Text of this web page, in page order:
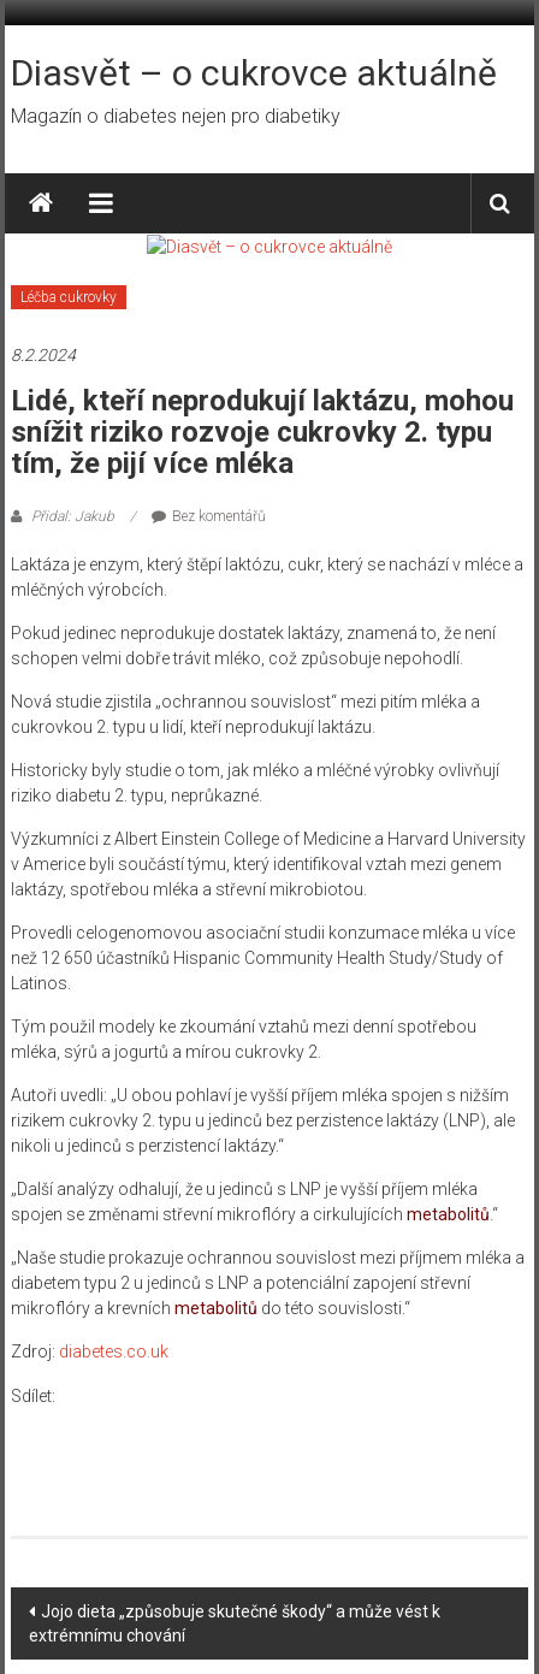
Přeskočit
obsah
Diasvět – o cukrovce aktuálně
Magazín o diabetes nejen pro diabetiky
Léčba cukrovky
8.2.2024
Lidé, kteří neprodukují laktázu, mohou
snížit riziko rozvoje cukrovky 2. typu
tím, že pijí více mléka
Přidal: Jakub Bez komentářů
Laktáza je enzym, který štěpí laktózu, cukr, který se nachází v mléce a
mléčných výrobcích.
Pokud jedinec neprodukuje dostatek laktázy, znamená to, že není
schopen velmi dobře trávit mléko, což způsobuje nepohodlí.
Nová studie zjistila „ochrannou souvislost“ mezi pitím mléka a
cukrovkou 2. typu u lidí, kteří neprodukují laktázu.
Historicky byly studie o tom, jak mléko a mléčné výrobky ovlivňují
riziko diabetu 2. typu, neprůkazné.
Výzkumníci z Albert Einstein College of Medicine a Harvard University
v Americe byli součástí týmu, který identifikoval vztah mezi genem
laktázy, spotřebou mléka a střevní mikrobiotou.
Provedli celogenomovou asociační studii konzumace mléka u více
než 12 650 účastníků Hispanic Community Health Study/Study of
Latinos.
Tým použil modely ke zkoumání vztahů mezi denní spotřebou
mléka, sýrů a jogurtů a mírou cukrovky 2.
Autoři uvedli: „U obou pohlaví je vyšší příjem mléka spojen s nižším
rizikem cukrovky 2. typu u jedinců bez perzistence laktázy (LNP), ale
nikoli u jedinců s perzistencí laktázy.“
„Další analýzy odhalují, že u jedinců s LNP je vyšší příjem mléka
spojen se změnami střevní mikroflóry a cirkulujících metabolitů .“
„Naše studie prokazuje ochrannou souvislost mezi příjmem mléka a
diabetem typu 2 u jedinců s LNP a potenciální zapojení střevní
mikroflóry a krevních metabolitů do této souvislosti.“
Zdroj: diabetes.co.uk
Sdílet:
Navigace
příspěvku
Jojo dieta „způsobuje skutečné škody“ a může vést k
extrémnímu chování